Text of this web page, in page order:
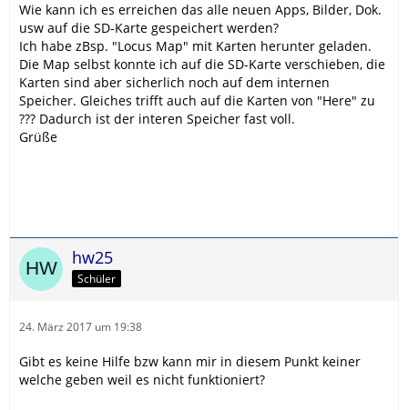
Wie kann ich es erreichen das alle neuen Apps, Bilder, Dok.
usw auf die SD-Karte gespeichert werden?
Ich habe zBsp. "Locus Map" mit Karten herunter geladen.
Die Map selbst konnte ich auf die SD-Karte verschieben, die
Karten sind aber sicherlich noch auf dem internen
Speicher. Gleiches trifft auch auf die Karten von "Here" zu
??? Dadurch ist der interen Speicher fast voll.
Grüße
hw25
Schüler
24. März 2017 um 19:38
Gibt es keine Hilfe bzw kann mir in diesem Punkt keiner
welche geben weil es nicht funktioniert?